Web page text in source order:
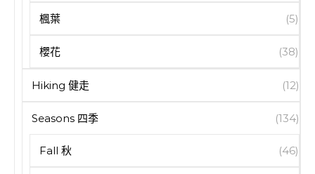
楓葉 (5)
櫻花 (38)
Hiking 健走 (12)
Seasons 四季 (134)
Fall 秋 (46)